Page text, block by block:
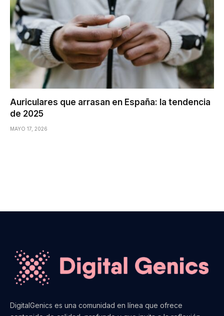
Auriculares que arrasan en España: la tendencia
de 2025
MAYO 17, 2026
DigitalGenics es una comunidad en línea que ofrece